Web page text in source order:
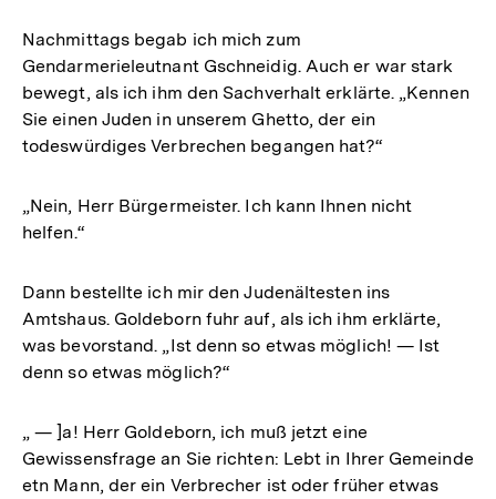
Nachmittags begab ich mich zum
Gendarmerieleutnant Gschneidig. Auch er war stark
bewegt, als ich ihm den Sachverhalt erklärte. „Kennen
Sie einen Juden in unserem Ghetto, der ein
todeswürdiges Verbrechen begangen hat?“
„Nein, Herr Bürgermeister. Ich kann Ihnen nicht
helfen.“
Dann bestellte ich mir den Judenältesten ins
Amtshaus. Goldeborn fuhr auf, als ich ihm erklärte,
was bevorstand. „Ist denn so etwas möglich! — Ist
denn so etwas möglich?“
„ — ]a! Herr Goldeborn, ich muß jetzt eine
Gewissensfrage an Sie richten: Lebt in Ihrer Gemeinde
etn Mann, der ein Verbrecher ist oder früher etwas